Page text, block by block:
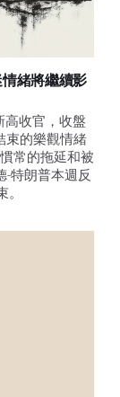
緒將繼續影
收官，收盤
束的樂觀情緒
常的拖延和被
-特朗普本週反